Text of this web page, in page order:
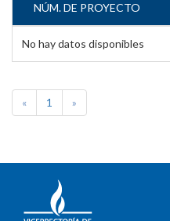
NÚM. DE PROYECTO
No hay datos disponibles
« 1 »